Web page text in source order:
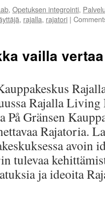
, Opetuksen integrointi,
, rajalla, rajatori |
vailla
Rajalla
På Gränsen
Rajatoria.
avoin
tulevaa
ja ideoita